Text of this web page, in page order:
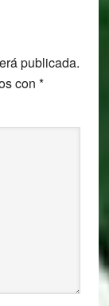
publicada.
con *